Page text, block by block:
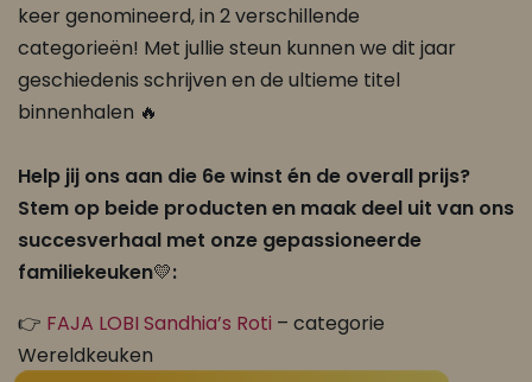
keer genomineerd, in 2 verschillende
categorieën! Met jullie steun kunnen we dit jaar
geschiedenis schrijven en de ultieme titel
binnenhalen 🔥
Help jij ons aan die 6e winst én de overall prijs?
Stem op beide producten en maak deel uit van ons
succesverhaal met onze gepassioneerde
familiekeuken💛:
👉 FAJA LOBI Sandhia’s Roti – categorie
Wereldkeuken